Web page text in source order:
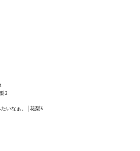
SSE BodySlide (with Physics)
магии
2
いなぁ。│花梨3